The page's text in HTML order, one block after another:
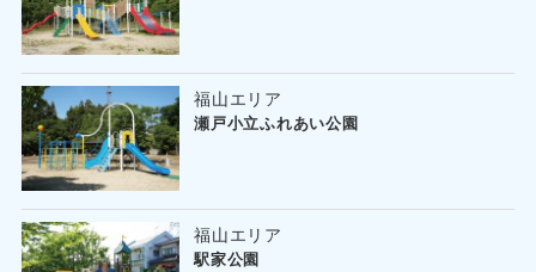
福山エリア
瀬戸小立ふれあい公園
福山エリア
駅家公園